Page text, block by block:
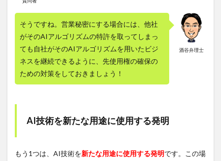
酒谷弁理士
そうですね。営業秘密にする場合には、他社
がそのAIアルゴリズムの特許を取ってしまっ
ても自社がそのAIアルゴリズムを用いたビジ
ネスを継続できるように、先使用権の確保の
ための対策をしておきましょう！
AI技術を新たな用途に使用する発明
もう1つは、AI技術を新たな用途に使用する発明です。この場